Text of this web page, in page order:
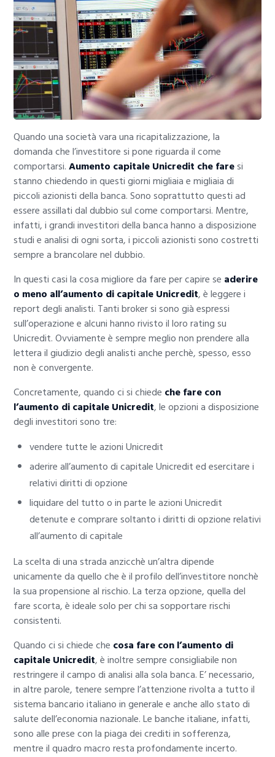
Quando una società vara una ricapitalizzazione, la
domanda che l’investitore si pone riguarda il come
comportarsi.Aumento capitale Unicredit che faresi
stanno chiedendo in questi giorni migliaia e migliaia di
piccoli azionisti della banca. Sono soprattutto questi ad
essere assillati dal dubbio sul come comportarsi. Mentre,
infatti, i grandi investitori della banca hanno a disposizione
studi e analisi di ogni sorta, i piccoli azionisti sono costretti
sempre a brancolare nel dubbio.
In questi casi la cosa migliore da fare per capire se aderire
o meno all’aumento di capitale Unicredit, è leggere i
report degli analisti. Tanti broker si sono già espressi
sull’operazione e alcuni hanno rivisto il loro rating su
Unicredit. Ovviamente è sempre meglio non prendere alla
lettera il giudizio degli analisti anche perchè, spesso, esso
non è convergente.
Concretamente, quando ci si chiede che fare con
l’aumento di capitale Unicredit, le opzioni a disposizione
degli investitori sono tre:
vendere tutte le azioni Unicredit
aderire all’aumento di capitale Unicredit ed esercitare i
relativi diritti di opzione
liquidare del tutto o in parte le azioni Unicredit
detenute e comprare soltanto i diritti di opzione relativi
all’aumento di capitale
La scelta di una strada anzicchè un’altra dipende
unicamente da quello che è il profilo dell’investitore nonchè
la sua propensione al rischio. La terza opzione, quella del
fare scorta, è ideale solo per chi sa sopportare rischi
consistenti.
Quando ci si chiede che cosa fare con l’aumento di
capitale Unicredit, è inoltre sempre consigliabile non
restringere il campo di analisi alla sola banca. E’ necessario,
in altre parole, tenere sempre l’attenzione rivolta a tutto il
sistema bancario italiano in generale e anche allo stato di
salute dell’economia nazionale. Le banche italiane, infatti,
sono alle prese con la piaga dei crediti in sofferenza,
mentre il quadro macro resta profondamente incerto.